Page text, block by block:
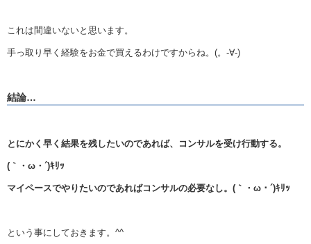
これは間違いないと思います。
手っ取り早く経験をお金で買えるわけですからね。(。-∀-)
結論…
とにかく早く結果を残したいのであれば、コンサルを受け行動する。
(｀・ω・´)ｷﾘｯ
マイペースでやりたいのであればコンサルの必要なし。(｀・ω・´)ｷﾘｯ
という事にしておきます。^^